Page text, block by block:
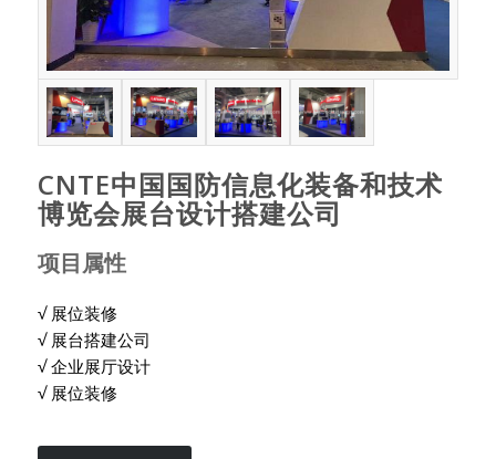
CNTE中国国防信息化装备和技术
博览会展台设计搭建公司
项目属性
√ 展位装修
√ 展台搭建公司
√ 企业展厅设计
√ 展位装修